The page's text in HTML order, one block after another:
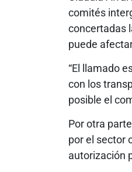
comités
concertadas
puede
“El llamado
con los
posible el
Por otra
por el sector
autorización